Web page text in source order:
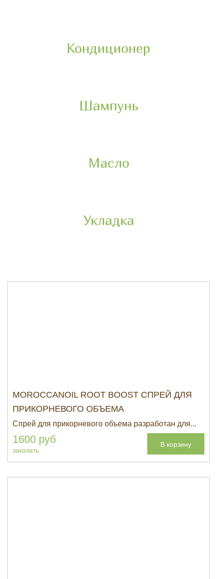
Кондиционер
Шампунь
Масло
Укладка
MOROCCANOIL ROOT BOOST СПРЕЙ ДЛЯ
ПРИКОРНЕВОГО ОБЪЕМА
Спрей для прикорневого объема разработан для...
1600 руб
заказать
В корзину